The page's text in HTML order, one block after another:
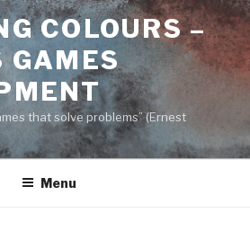
COLOURS –
GAMES
that solve problems” (Ernest
Menu